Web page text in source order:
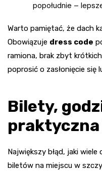
popołudnie –
Warto pamiętać, że dach
Obowiązuje dress code
ramiona, brak zbyt
poprosić o zasłonięcie się
Bilety,
Największy błąd, jaki
biletów na miejscu w